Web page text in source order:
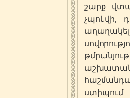
շարք
չպոկվի,